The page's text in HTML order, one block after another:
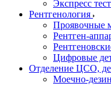
Экспресс тест
Рентгенология
Проявочные
Рентген-
Цифровые
Отделение ЦСО,
Моечно-